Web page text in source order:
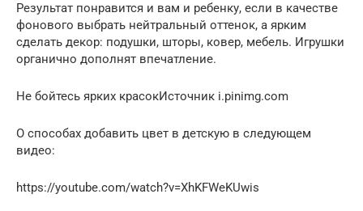
Результат понравится и вам и ребенку, если в качестве
фонового выбрать нейтральный оттенок, а ярким
сделать декор: подушки, шторы, ковер, мебель. Игрушки
органично дополнят впечатление.
Не бойтесь ярких красокИсточник i.pinimg.com
О способах добавить цвет в детскую в следующем
видео:
https://youtube.com/watch?v=XhKFWeKUwis